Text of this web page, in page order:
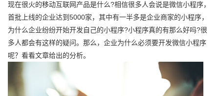
现在很火的移动互联网产品是什么?相信很多人会说是微信小程序，
首批上线的企业达到5000家，其中有一半多是企业商家的小程序，
为什么企业纷纷开始开发自己的小程序?小程序真的有那么好吗?很
多人都会有这样的疑问。那么，企业为什么必须要开发微信小程序
呢？看看文章给出的分析。